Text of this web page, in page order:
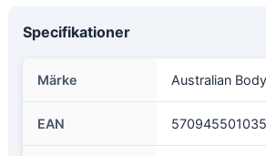
Specifikationer
Märke Australian
EAN